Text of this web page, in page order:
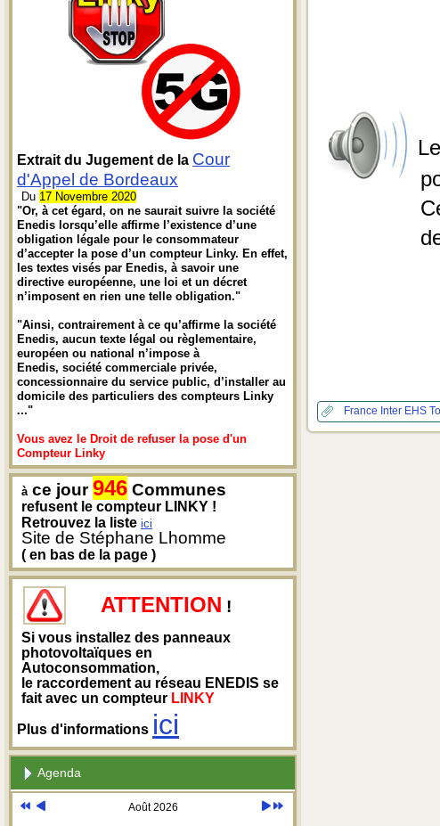
Extrait du Jugement de la Cour
d'Appel de Bordeaux
Du 17 Novembre 2020
"Or, à cet égard, on ne saurait suivre la société
Enedis lorsqu’elle affirme l’existence d’une
obligation légale pour le consommateur
d’accepter la pose d’un compteur Linky. En effet,
les textes visés par Enedis, à savoir une
directive européenne, une loi et un décret
n’imposent en rien une telle obligation."
"Ainsi, contrairement à ce qu’affirme la société
Enedis, aucun texte légal ou règlementaire,
européen ou national n’impose à
Enedis, société commerciale privée,
concessionnaire du service public, d’installer au
domicile des particuliers des compteurs Linky
..."
Vous avez le Droit de refuser la pose d'un
Compteur Linky
à ce jour946 Communes
refusent le compteur LINKY !
Retrouvez la liste ici
Site de Stéphane Lhomme
( en bas de la page )
ATTENTION !
Si vous installez des panneaux
photovoltaïques en
Autoconsommation,
le raccordement au réseau ENEDIS se
fait avec un compteur LINKY
Plus d'informations ici
Agenda
Août 2026
France Inter EHS